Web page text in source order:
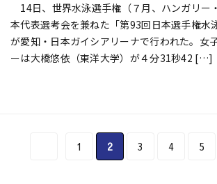
14日、世界水泳選手権（７月、ハンガリー
本代表選考会を兼ねた「第93回日本選手権水
が愛知・日本ガイシアリーナで行われた。女
ーは大橋悠依（東洋大学）が４分31秒42 […]
1 2 3 4 5